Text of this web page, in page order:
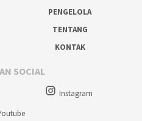
PENGELOLA
TENTANG
KONTAK
SOCIAL
Instagram